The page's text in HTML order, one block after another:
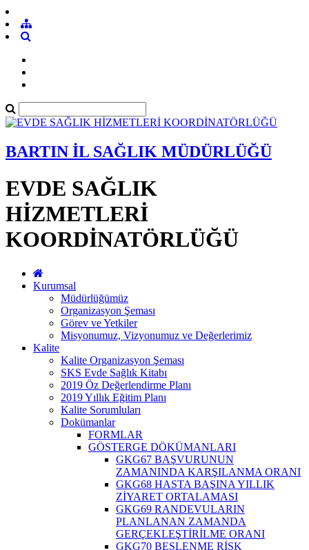
BARTIN İL SAĞLIK MÜDÜRLÜĞÜ
EVDE SAĞLIK
HİZMETLERİ
KOORDİNATÖRLÜĞÜ
Kurumsal
Müdürlüğümüz
Organizasyon Şeması
Görev ve Yetkiler
Misyonumuz, Vizyonumuz ve Değerlerimiz
Kalite
Kalite Organizasyon Şeması
SKS Evde Sağlık Kitabı
2019 Öz Değerlendirme Planı
2019 Yıllık Eğitim Planı
Kalite Sorumluları
Dokümanlar
FORMLAR
GÖSTERGE DÖKÜMANLARI
GKG67 BAŞVURUNUN
ZAMANINDA KARŞILANMA ORANI
GKG68 HASTA BAŞINA YILLIK
ZİYARET ORTALAMASI
GKG69 RANDEVULARIN
PLANLANAN ZAMANDA
GERÇEKLEŞTİRİLME ORANI
GKG70 BESLENME RİSK